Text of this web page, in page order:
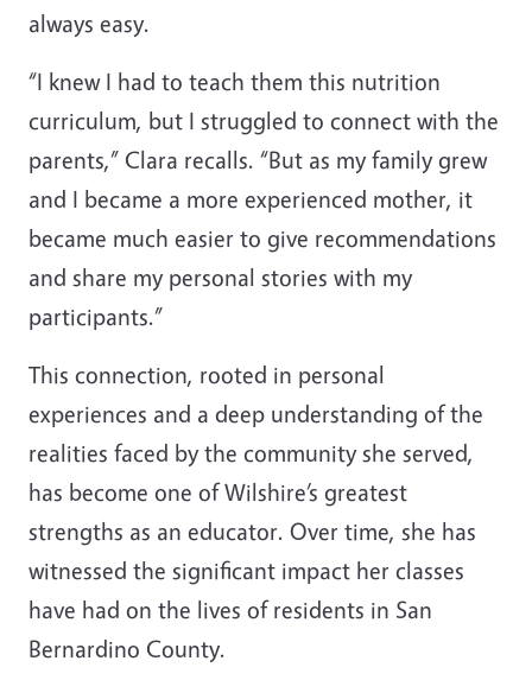
always easy.
“I knew I had to teach them this nutrition
curriculum, but I struggled to connect with the
parents,” Clara recalls. “But as my family grew
and I became a more experienced mother, it
became much easier to give recommendations
and share my personal stories with my
participants.”
This connection, rooted in personal
experiences and a deep understanding of the
realities faced by the community she served,
has become one of Wilshire’s greatest
strengths as an educator. Over time, she has
witnessed the significant impact her classes
have had on the lives of residents in San
Bernardino County.